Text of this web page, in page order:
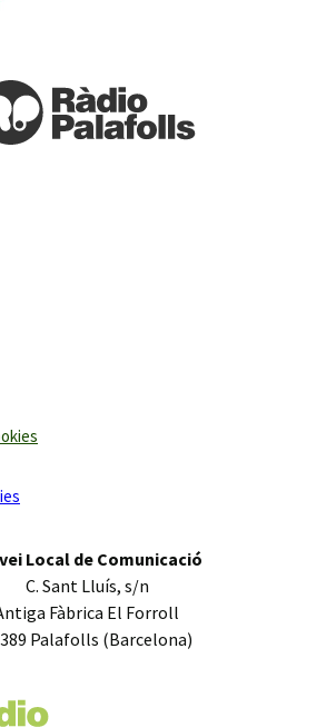
Local de Comunicació
C. Sant Lluís, s/n
Fàbrica El Forroll
Palafolls (Barcelona)